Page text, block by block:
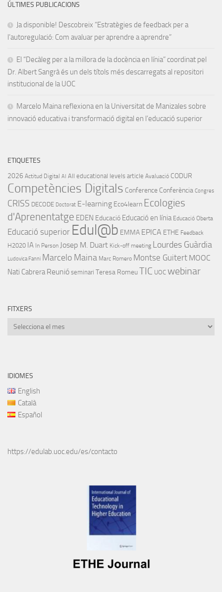
ÚLTIMES PUBLICACIONS
Ja disponible! Descobreix “Estratègies de feedback per a
l’autoregulació: Com avaluar per aprendre a aprendre”
El “Decàleg per a la millora de la docència en línia” coordinat pel
Dr. Albert Sangrà és un dels títols més descarregats al repositori
institucional de la UOC
Marcelo Maina reflexiona en la Universitat de Manizales sobre
innovació educativa i transformació digital en l’educació superior
ETIQUETES
2026 Actitud Digital AI All educational levels article Avaluació CODUR
Competències Digitals Conference Conferència Congres
CRISS DECODE Doctorat E-learning Eco4learn Ecologies
d'Aprenentatge EDEN Educació Educació en línia Educació Oberta
Educació superior Edul@b EMMA EPICA ETHE Feedback
H2020 IA In Person Josep M. Duart Kick-off meeting Lourdes Guàrdia
Ludovica Fanni Marcelo Maina Marc Romero Montse Guitert MOOC
Nati Cabrera Reunió seminari Teresa RomeuTIC UOC webinar
FITXERS
Fitxers
IDIOMES
English
Català
Español
https://edulab.uoc.edu/es/contacto